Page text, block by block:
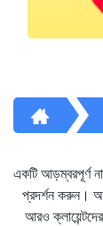
একটি আড়ম্বরপূর্ণ
প্রদর্শন করুন।
আরও